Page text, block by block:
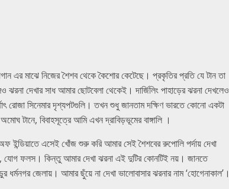
এর মাঝে নিজের শৈশব থেকে কৈশোর কেটেছে। প্রকৃতির প্রতি যে টান তা
দেখার সাধ আমার ছোটবেলা থেকেই। দার্জিলিং পাহাড়ের ঝরনা দেখলেও
রোজা সিনেমার দৃশ্যপটগুলি। তখন শুধু জানতাম দক্ষিণ ভারতে কোনো একটা
টানে, বিবাহসূত্রে আমি এখন দ্রাবিড়ভূমের বাঙ্গালি ।
ইন্ডিয়াতে এসেই খোঁজ শুরু করি আমার সেই শৈশবের রুপোলি পর্দায় দেখা
যোগ ফলস। কিন্তু আমার দেখা ঝরনা এই দুটির কোনটিই নয়। জানতে
জেলায়। আমার ছুঁয়ে না দেখা ভালোবাসার ঝরনার নাম ‘হোগেনাকাল’।